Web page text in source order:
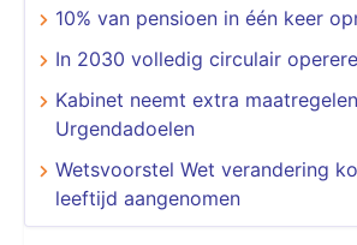
10% van pensioen in één keer
In 2030 volledig circulair
Kabinet neemt extra
Urgendadoelen
Wetsvoorstel Wet verandering
leeftijd aangenomen